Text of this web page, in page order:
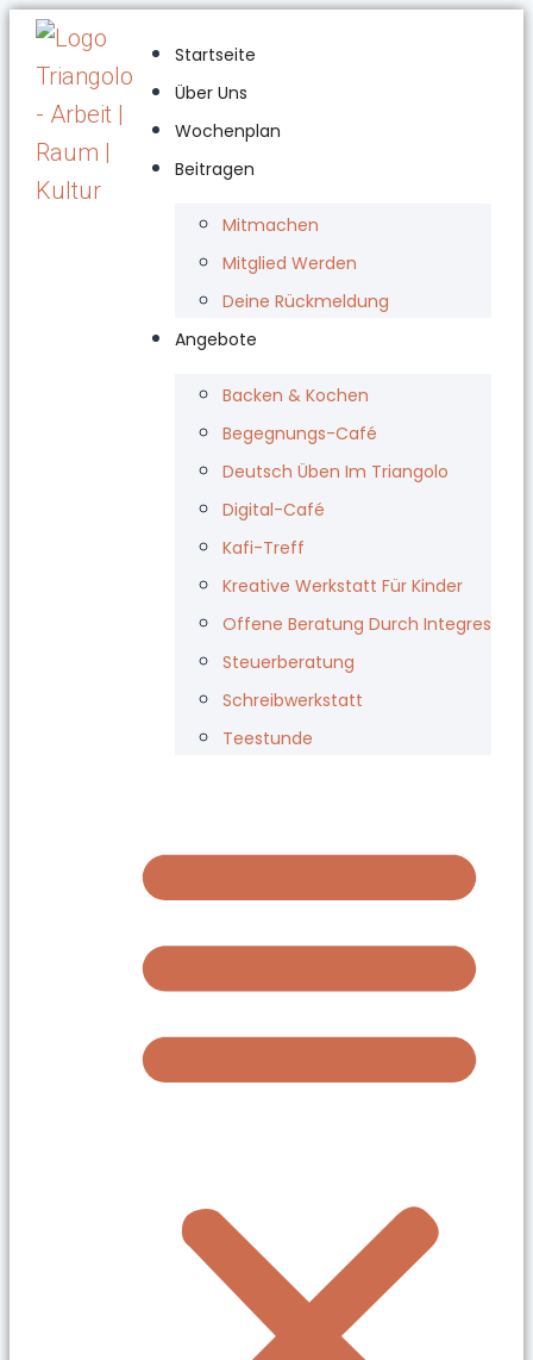
Startseite
Über Uns
Wochenplan
Beitragen
Mitmachen
Mitglied Werden
Deine Rückmeldung
Angebote
Backen & Kochen
Begegnungs-Café
Deutsch Üben Im Triangolo
Digital-Café
Kafi-Treff
Kreative Werkstatt Für Kinder
Offene Beratung Durch Integres
Steuerberatung
Schreibwerkstatt
Teestunde